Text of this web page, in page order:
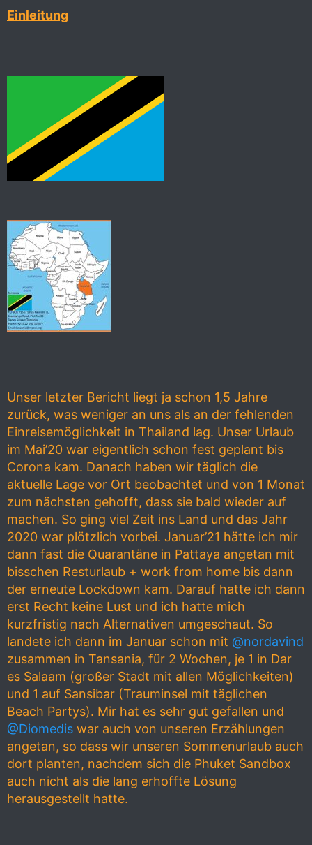
Einleitung
Unser letzter Bericht liegt ja schon 1,5 Jahre
zurück, was weniger an uns als an der fehlenden
Einreisemöglichkeit in Thailand lag. Unser Urlaub
im Mai’20 war eigentlich schon fest geplant bis
Corona kam. Danach haben wir täglich die
aktuelle Lage vor Ort beobachtet und von 1 Monat
zum nächsten gehofft, dass sie bald wieder auf
machen. So ging viel Zeit ins Land und das Jahr
2020 war plötzlich vorbei. Januar’21 hätte ich mir
dann fast die Quarantäne in Pattaya angetan mit
bisschen Resturlaub + work from home bis dann
der erneute Lockdown kam. Darauf hatte ich dann
erst Recht keine Lust und ich hatte mich
kurzfristig nach Alternativen umgeschaut. So
landete ich dann im Januar schon mit @nordavind
zusammen in Tansania, für 2 Wochen, je 1 in Dar
es Salaam (großer Stadt mit allen Möglichkeiten)
und 1 auf Sansibar (Trauminsel mit täglichen
Beach Partys). Mir hat es sehr gut gefallen und
@Diomedis war auch von unseren Erzählungen
angetan, so dass wir unseren Sommenurlaub auch
dort planten, nachdem sich die Phuket Sandbox
auch nicht als die lang erhoffte Lösung
herausgestellt hatte.